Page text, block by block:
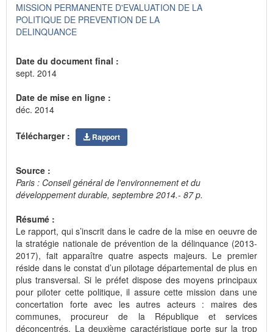
MISSION PERMANENTE D'EVALUATION DE LA
POLITIQUE DE PREVENTION DE LA
DELINQUANCE
Date du document final :
sept. 2014
Date de mise en ligne :
déc. 2014
Télécharger : Rapport
Source :
Paris : Conseil général de l'environnement et du
développement durable, septembre 2014.- 87 p.
Résumé :
Le rapport, qui s’inscrit dans le cadre de la mise en oeuvre de
la stratégie nationale de prévention de la délinquance (2013-
2017), fait apparaître quatre aspects majeurs. Le premier
réside dans le constat d’un pilotage départemental de plus en
plus transversal. Si le préfet dispose des moyens principaux
pour piloter cette politique, il assure cette mission dans une
concertation forte avec les autres acteurs : maires des
communes, procureur de la République et services
déconcentrés. La deuxième caractéristique porte sur la trop